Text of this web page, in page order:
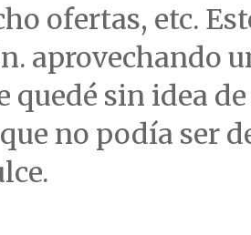
ofertas, etc.
aprovechando
quedé sin idea
no podía ser